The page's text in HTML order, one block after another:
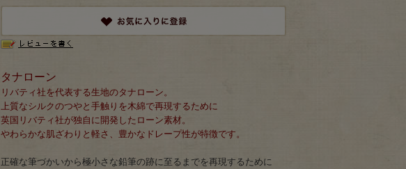
タナローン
リバティ社を代表する生地のタナローン。
上質なシルクのつやと手触りを木綿で再現するために
英国リバティ社が独自に開発したローン素材。
やわらかな肌ざわりと軽さ、豊かなドレープ性が特徴です。
正確な筆づかいから極小さな鉛筆の跡に至るまでを再現するために